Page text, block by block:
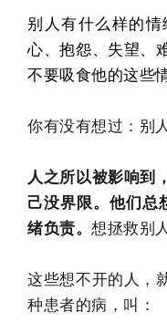
别人有什么样的
心、抱怨、失望、
不要吸食他的这些
你有没有想过：别
人之所以被影响到
己没界限。他们总
绪负责。想拯救别
这些想不开的人，
种患者的病，叫：